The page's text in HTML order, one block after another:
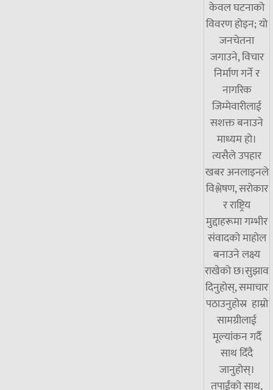
केवल घटनाको
विवरण होइन; यो
जनचेतना
जगाउने, विचार
निर्माण गर्ने र
नागरिक
जिम्मेवारीलाई
सशक्त बनाउने
माध्यम हो।
त्यसैले उपहार
खबर अनलाइनले
विश्लेषण, सरोकार
र राष्ट्रिय
मुद्दाहरूमा गम्भीर
संवादको माहोल
बनाउने लक्ष्य
राखेको छ।सुझाव
दिनुहोस्, समाचार
पठाउनुहोस्र हाम्रो
सामग्रीलाई
मूल्यांकन गर्दै
साथ दिँदै
जानुहोस्।
तपाईंको साथ,